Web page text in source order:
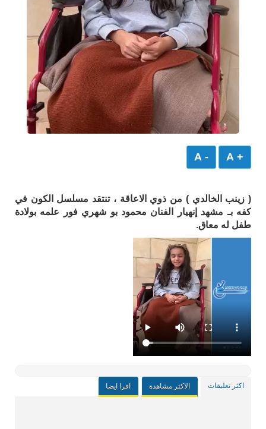
+ A
- A
( زينب الخالدي ) من ذوي الاعاقة ، تنتقد مسلسل الكون في
كفه بـ مشهد إنهيار الفنان محمود بو شهري فور علمه بولادة
طفل له معاق.
اكثر تعليقات الاكثر مشاهدة اقرا ايضا